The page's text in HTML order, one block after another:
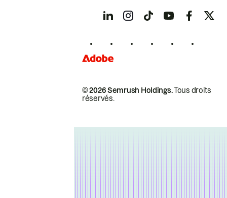
© 2026 Semrush Holdings.Tous droits
réservés.